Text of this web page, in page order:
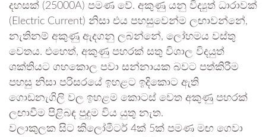
දහසක් (25000A) පමණ වේ. අකුණු යනු විද්‍යුත් ධාරාවක්
(Electric Current) නිසා එය පහසුවෙන්ම ලඟාවන්නේ,
නැතිනම් අකුණු ඇදගනු ලබන්නේ, ලෝහමය වස්තු
වෙතය. එහෙත්, අකුණු පහරක් සතු විශාල විදයුත්
ශක්තියට ගහකොල පවා සන්නායක බවට පත්කිරීම
පහසු නිසා පරිසරයේ ඉහළට ඉදිකොට ඇති
ගොඩනැගිලි වල ඉහළම කොටස් වෙත අකුණු පහරක්
ලඟාවීම පිළිබඳ පුදුම විය යුතු නැත.
වලාකුලක සිට කිලෝමීටර් 4ක් 5ක් පමණ මඟ ගෙවා